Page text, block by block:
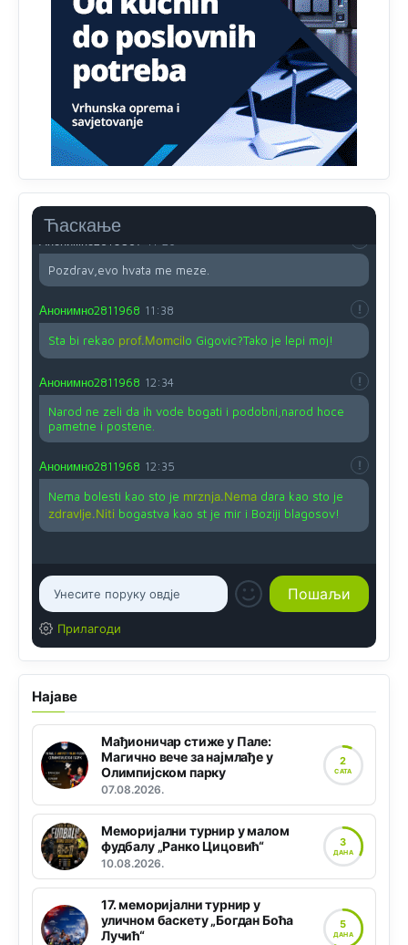
Ћаскање
Proguglajte
Анонимно2810587
11:21
O kako su cudni lvi ljudi,uzeli bi sve da mogu...a ja srce
svima fajem,radujem se tudjoj sreci.I ko ima i ko nema
na iso ce mjesto leci!
Анонимно2810587
11:24
Pozdrav,evo hvata me meze.
Анонимно2811968 11:38
Sta bi rekao prof.Momcilo Gigovic?Tako je lepi moj!
Анонимно2811968 12:34
Narod ne zeli da ih vode bogati i podobni,narod hoce
pametne i postene.
Анонимно2811968 12:35
Nema bolesti kao sto je mrznja.Nemadara kao sto je
zdravlje.Niti bogastva kao st je mir i Boziji blagosov!
Прилагоди
Најаве
Мађионичар стиже у Пале:
Магично вече за најмлађе у
Олимпијском парку
07.08.2026.
2
САТА
Меморијални турнир у малом
фудбалу „Ранко Цицовић“
10.08.2026.
3
ДАНА
17. меморијални турнир у
уличном баскету „Богдан Боћа
Лучић“
5
ДАНА